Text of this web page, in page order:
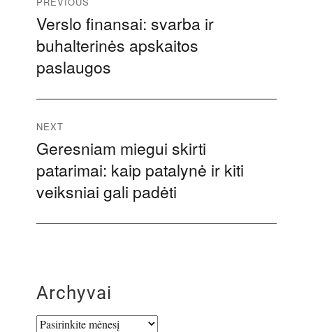
tarp
įrašų
Previous
post:
Verslo finansai: svarba ir
buhalterinės apskaitos
paslaugos
NEXT
Next
post:
Geresniam miegui skirti
patarimai: kaip patalynė ir kiti
veiksniai gali padėti
Archyvai
Archyvai